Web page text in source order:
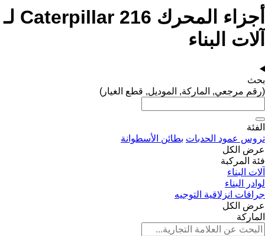
أجزاء المحرك Caterpillar 216 لـ
آلات البناء
بحث
(رقم مرجعي, الماركة, الموديل, قطع الغيار)
الفئة
تروس عمود الحدبات بطائن الأسطوانة
عرض الكل
فئة المركبة
آلات البناء
لوادر البناء
جرافات انزلاقية التوجيه
عرض الكل
الماركة